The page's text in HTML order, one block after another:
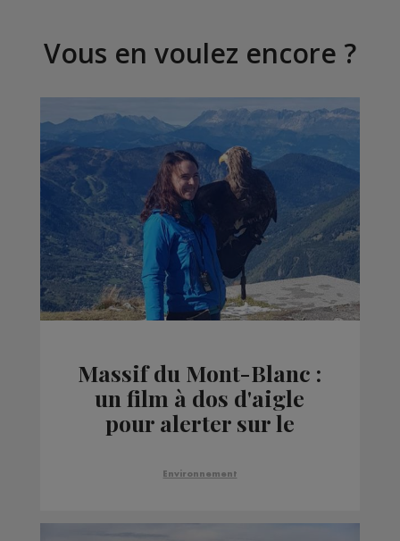
Vous en voulez encore ?
Massif du Mont-Blanc :
un film à dos d'aigle
pour alerter sur le
climatique
Environnement